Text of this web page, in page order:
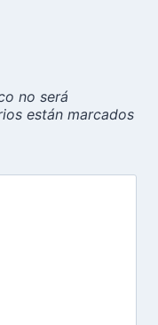
no será
están marcados